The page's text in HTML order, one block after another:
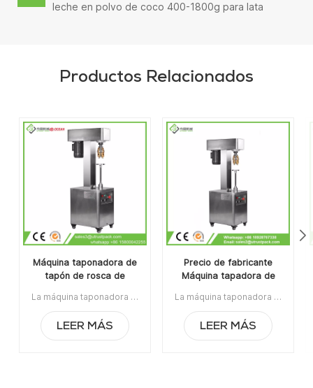
leche en polvo de coco 400-1800g para lata
Productos Relacionados
Máquina taponadora de
tapón de rosca de
La máquina taponadora de tapas de rosca manual es adecuada para el sellado de tapas de rosca / tapas Ropp / tapas de engaste en la botella de vidrio / plástico. Es ampliamente utilizado en las industrias de vino, jarabe, líquido oral y pesticidas.Artículo No:UT1BSG4Precio:1540Rango de precios:4~5/$1360Rango de precios:2~3/$1430La orden mínima:1Pago:TTPuerto de embarque:CantónRegión original:Guangzhou, ChinaTiempo de espera:15 días después de recibir el depósito
LEER MÁS
Precio de fabricante
Máquina tapadora de
vidrio líquido oral
La máquina taponadora de tapas de botellas de vidrio líquido oral a precio de fabricante es un equipo de tapado antirrobo de aluminio para botellas de plástico y botellas de vidrio de alta calidad. Es ampliamente utilizado en la industria alimentaria, la industria química, la industria médica y farmacéutica.La orden mínima:1Pago:T/TPuerto de embarque:CantónRegión original:PorcelanaTiempo de espera:3-5 días después de recibir el depósito
LEER MÁS